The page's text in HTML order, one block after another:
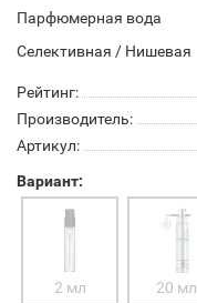
Парфюмерная вода
Селективная / Нишевая
Рейтинг:
Производитель:
Артикул:
Вариант:
2 мл 20 мл